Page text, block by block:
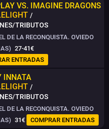
VS. IMAGINE DRAGONS
/
TRIBUTOS
DE LA RECONQUISTA. OVIEDO
27-41€
ENTRADAS
INNATA
/
TRIBUTOS
DE LA RECONQUISTA. OVIEDO
31€ COMPRAR ENTRADAS